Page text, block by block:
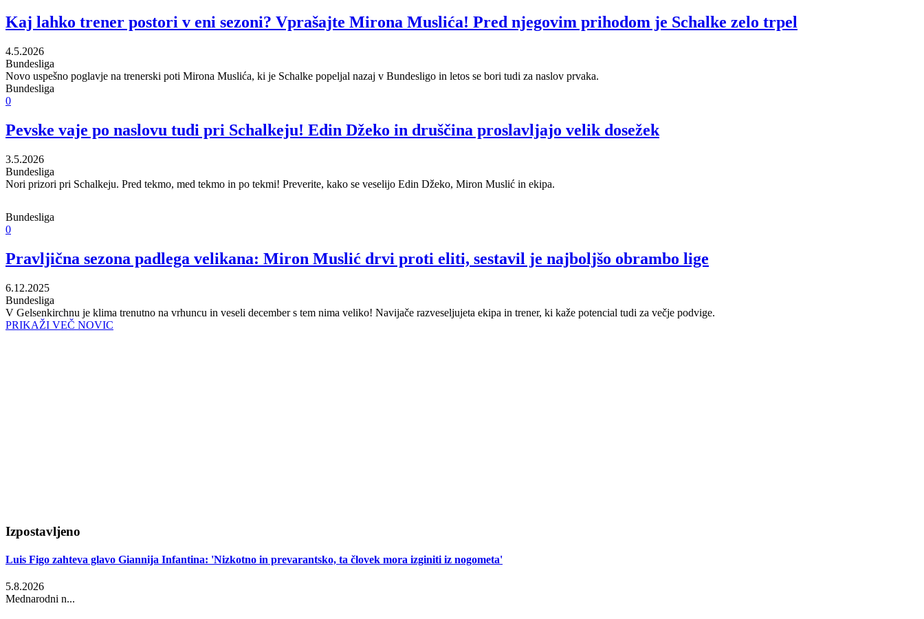
Kaj lahko trener postori v eni sezoni? Vprašajte Mirona Muslića! Pred njegovim prihodom je Schalke zelo trpel
4.5.2026
Bundesliga
Novo uspešno poglavje na trenerski poti Mirona Muslića, ki je Schalke popeljal nazaj v Bundesligo in letos se bori tudi za naslov prvaka.
Bundesliga
0
Pevske vaje po naslovu tudi pri Schalkeju! Edin Džeko in druščina proslavljajo velik dosežek
3.5.2026
Bundesliga
Nori prizori pri Schalkeju. Pred tekmo, med tekmo in po tekmi! Preverite, kako se veselijo Edin Džeko, Miron Muslić in ekipa.
Bundesliga
0
Pravljična sezona padlega velikana: Miron Muslić drvi proti eliti, sestavil je najboljšo obrambo lige
6.12.2025
Bundesliga
V Gelsenkirchnu je klima trenutno na vrhuncu in veseli december s tem nima veliko! Navijače razveseljujeta ekipa in trener, ki kaže potencial tudi za večje podvige.
PRIKAŽI VEČ NOVIC
Izpostavljeno
Luis Figo zahteva glavo Giannija Infantina: 'Nizkotno in prevarantsko, ta človek mora izginiti iz nogometa'
5.8.2026
Mednarodni n...